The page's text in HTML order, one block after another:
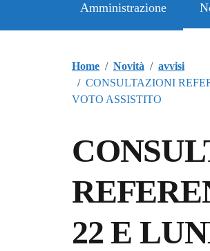
Amministrazione
Home / Novità / avvisi
/ CONSULTAZIONI
VOTO ASSISTITO
22 E